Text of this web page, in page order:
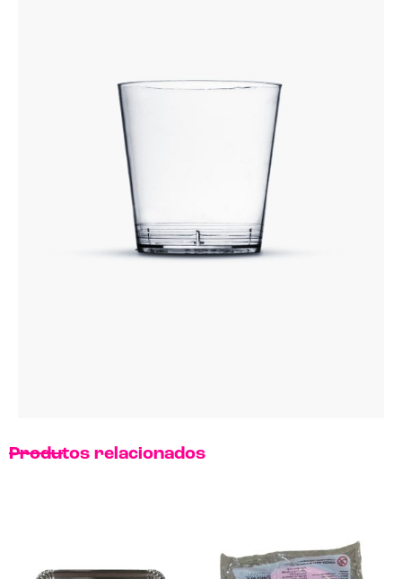
Produtos relacionados